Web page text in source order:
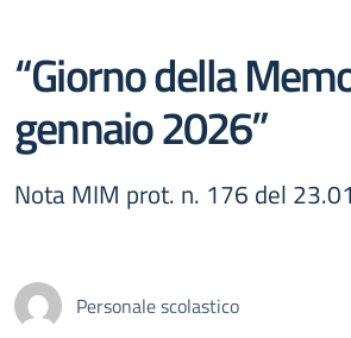
“Giorno della
gennaio 2026”
Nota MIM prot. n. 176 del
Personale scolastico